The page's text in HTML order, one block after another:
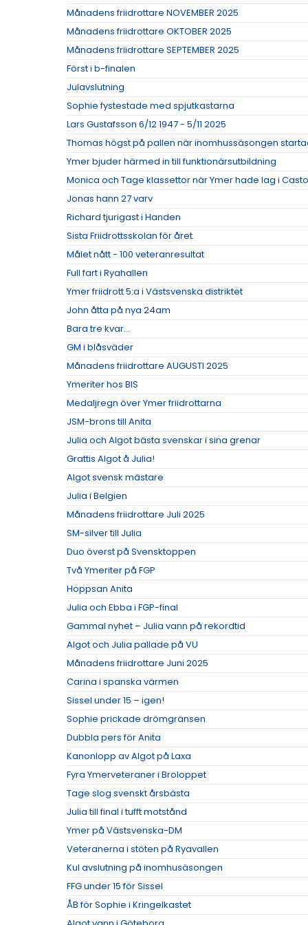
Månadens friidrottare NOVEMBER 2025
Månadens friidrottare OKTOBER 2025
Månadens friidrottare SEPTEMBER 2025
Först i b-finalen
Julavslutning
Sophie fystestade med spjutkastarna
Lars Gustafsson 6/12 1947 - 5/11 2025
Thomas högst på pallen när inomhussäsongen
Ymer bjuder härmed in till funktionärsutbildning
Monica och Tage klassettor när Ymer hade lag i
Jonas hann 27 varv
Richard tjurigast i Handen
Sista Friidrottsskolan för året.
Målet nått - 100 veteranresultat
Full fart i Ryahallen
Ymer friidrott 5:a i Västsvenska distriktet
John åtta på nya 24am
Bara tre kvar...
GM i blåsväder
Månadens friidrottare AUGUSTI 2025
Ymeriter hos BIS
Medaljregn över Ymer friidrottarna
JSM-brons till Anita
Julia och Algot bästa svenskar i sina grenar
Grattis Algot å Julia!
Algot svensk mästare
Julia i Belgien
Månadens friidrottare Juli 2025
SM-silver till Julia
Duo överst på Svensktoppen
Två Ymeriter på FGP
Hoppsan Anita
Julia och Ebba i FGP-final
Gammal nyhet – Julia vann på rekordtid
Algot och Julia pallade på VU
Månadens friidrottare Juni 2025
Carina i spanska värmen
Sissel under 15 – igen!
Sophie prickade drömgränsen
Dubbla pers för Anita
Kanonlopp av Algot på Laxa
Fyra Ymerveteraner i Broloppet
Tage slog svenskt årsbästa
Julia till final i tufft motstånd
Ymer på Västsvenska-DM
Veteranerna i stöten på Ryavallen
Kul avslutning på inomhusäsongen
FFG under 15 för Sissel
ÅB för Sophie i Kringelkastet